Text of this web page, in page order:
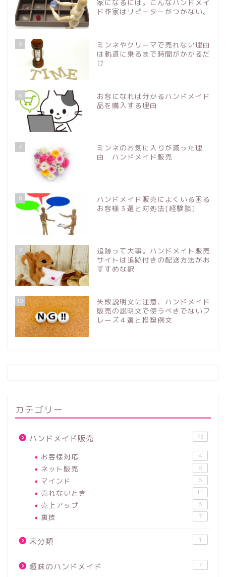
家になるには。こんなハンドメイ
ド作家はリピーターがつかない。
5
ミンネやクリーマで売れない理由
は軌道に乗るまで時間がかかるだ
け
6
お客になれば分かるハンドメイド
品を購入する理由
7
ミンネのお気に入りが減った理
由 ハンドメイド販売
8
ハンドメイド販売によくいる困る
お客様３選と対処法[経験談]
9
追跡って大事。ハンドメイト販売
サイトは追跡付きの配送方法がお
すすめな訳
10
失敗説明文に注意、ハンドメイド
販売の説明文で使うべきでないフ
レーズ４選と推奨例文
カテゴリー
ハンドメイド販売 73
お客様対応 4
ネット販売 8
マインド 6
売れないとき 11
売上アップ 6
裏技 7
未分類 1
趣味のハンドメイド 7